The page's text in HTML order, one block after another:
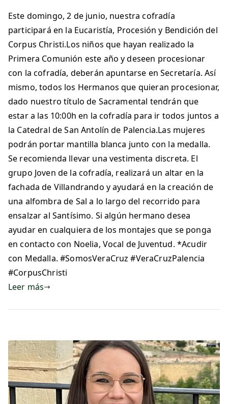
Este domingo, 2 de junio, nuestra cofradía
participará en la Eucaristía, Procesión y Bendición del
Corpus Christi.Los niños que hayan realizado la
Primera Comunión este año y deseen procesionar
con la cofradía, deberán apuntarse en Secretaría. Así
mismo, todos los Hermanos que quieran procesionar,
dado nuestro título de Sacramental tendrán que
estar a las 10:00h en la cofradía para ir todos juntos a
la Catedral de San Antolín de Palencia.Las mujeres
podrán portar mantilla blanca junto con la medalla.
Se recomienda llevar una vestimenta discreta. El
grupo Joven de la cofradía, realizará un altar en la
fachada de Villandrando y ayudará en la creación de
una alfombra de Sal a lo largo del recorrido para
ensalzar al Santísimo. Si algún hermano desea
ayudar en cualquiera de los montajes que se ponga
en contacto con Noelia, Vocal de Juventud. *Acudir
con Medalla. #SomosVeraCruz #VeraCruzPalencia
#CorpusChristi
Leer más